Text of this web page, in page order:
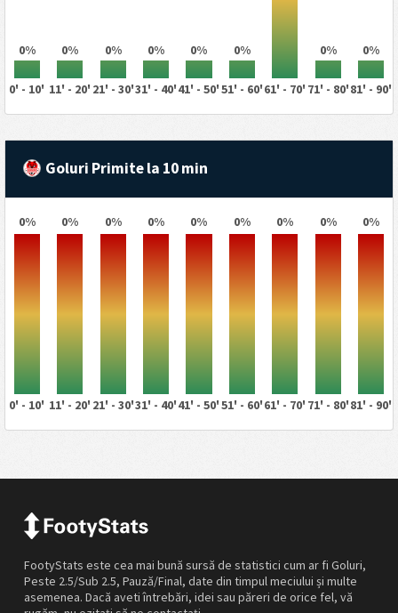
0% 0% 0% 0% 0% 0% 0% 0%
0' - 10' 11' - 20' 21' - 30'31' - 40'41' - 50'51' - 60'61' - 70' 71' - 80'81' - 90'
Goluri Primite la 10 min
0% 0% 0% 0% 0% 0% 0% 0% 0%
0' - 10' 11' - 20' 21' - 30'31' - 40'41' - 50'51' - 60'61' - 70' 71' - 80'81' - 90'
FootyStats este cea mai bună sursă de statistici cum ar fi Goluri,
Peste 2.5/Sub 2.5, Pauză/Final, date din timpul meciului și multe
asemenea. Dacă aveti întrebări, idei sau păreri de orice fel, vă